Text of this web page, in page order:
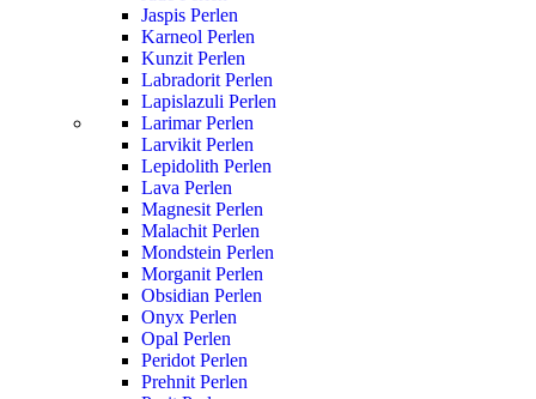
Jaspis Perlen
Karneol Perlen
Kunzit Perlen
Labradorit Perlen
Lapislazuli Perlen
Larimar Perlen
Larvikit Perlen
Lepidolith Perlen
Lava Perlen
Magnesit Perlen
Malachit Perlen
Mondstein Perlen
Morganit Perlen
Obsidian Perlen
Onyx Perlen
Opal Perlen
Peridot Perlen
Prehnit Perlen